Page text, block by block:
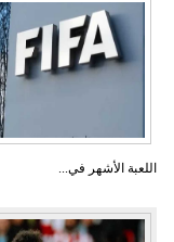
اللعبة الأشهر في...